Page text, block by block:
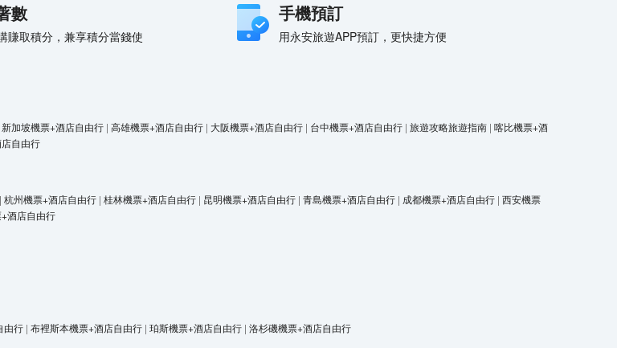
數
賺取積分，兼享積分當錢使
手機預訂
用永安旅遊APP預訂，更快捷方便
新加坡機票+酒店自由行 | 高雄機票+酒店自由行 | 大阪機票+酒店自由行 | 台中機票+酒店自由行 | 旅遊攻略旅遊指南 | 喀比機票+酒
自由行
| 杭州機票+酒店自由行 | 桂林機票+酒店自由行 | 昆明機票+酒店自由行 | 青島機票+酒店自由行 | 成都機票+酒店自由行 | 西安機票
酒店自由行
由行 | 布裡斯本機票+酒店自由行 | 珀斯機票+酒店自由行 | 洛杉磯機票+酒店自由行